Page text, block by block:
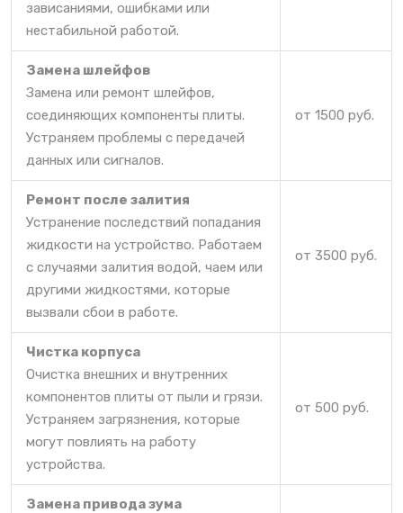
зависаниями, ошибками или
нестабильной работой.
Замена шлейфов
Замена или ремонт шлейфов,
соединяющих компоненты плиты.
Устраняем проблемы с передачей
данных или сигналов.
от 1500 руб.
Ремонт после залития
Устранение последствий попадания
жидкости на устройство. Работаем
с случаями залития водой, чаем или
другими жидкостями, которые
вызвали сбои в работе.
от 3500 руб.
Чистка корпуса
Очистка внешних и внутренних
компонентов плиты от пыли и грязи.
Устраняем загрязнения, которые
могут повлиять на работу
устройства.
от 500 руб.
Замена привода зума